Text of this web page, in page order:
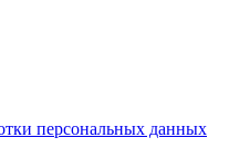
персональных данных